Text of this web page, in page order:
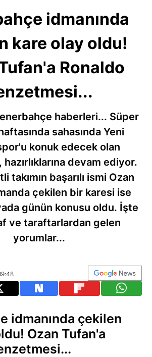
idmanında
kare olay oldu!
Ronaldo
haberleri... Süper
sahasında Yeni
konuk edecek olan
devam ediyor.
takımın başarılı ismi Ozan
çekilen bir karesi ise
günün konusu oldu. İşte
ve taraftarlardan gelen
yorumlar...
idmanında çekilen
Ozan Tufan'a